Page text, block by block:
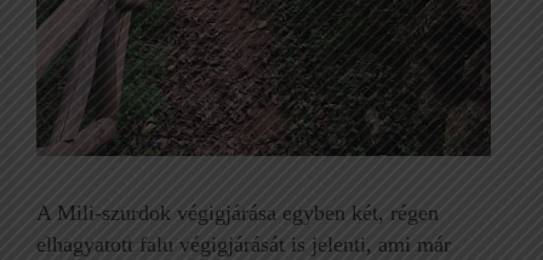
A Mili-szurdok végigjárása egyben két, régen
elhagyatott falu végigjárását is jelenti, ami már